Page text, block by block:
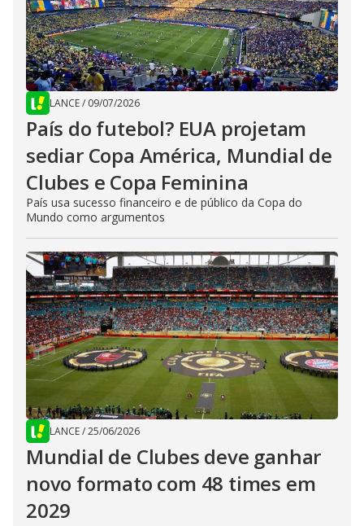
LANCE/ 09/07/2026
País do futebol? EUA projetam
sediar Copa América, Mundial de
Clubes e Copa Feminina
País usa sucesso financeiro e de público da Copa do
Mundo como argumentos
LANCE/25/06/2026
Mundial de Clubes deve ganhar
novo formato com 48 times em
2029